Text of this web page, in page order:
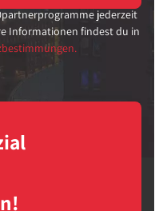
jederzeit
Informationen findest du in